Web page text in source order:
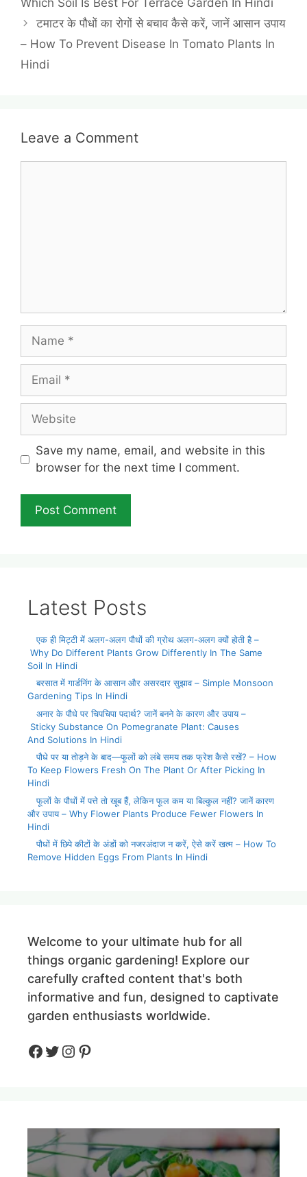
Which Soil Is Best For Terrace Garden In Hindi
टमाटर के पौधों का रोगों से बचाव कैसे करें, जानें आसान उपाय
– How To Prevent Disease In Tomato Plants In
Hindi
Leave a Comment
Name
Email
Website
Save my name, email, and website in this
browser for the next time I comment.
Latest Posts
एक ही मिट्टी में अलग-अलग पौधों की ग्रोथ अलग-अलग क्यों होती है –
Why Do Different Plants Grow Differently In The Same
Soil In Hindi
बरसात में गार्डनिंग के आसान और असरदार सुझाव – Simple Monsoon
Gardening Tips In Hindi
अनार के पौधे पर चिपचिपा पदार्थ? जानें बनने के कारण और उपाय –
Sticky Substance On Pomegranate Plant: Causes
And Solutions In Hindi
पौधे पर या तोड़ने के बाद—फूलों को लंबे समय तक फ्रेश कैसे रखें? – How
To Keep Flowers Fresh On The Plant Or After Picking In
Hindi
फूलों के पौधों में पत्ते तो खूब हैं, लेकिन फूल कम या बिल्कुल नहीं? जानें कारण
और उपाय – Why Flower Plants Produce Fewer Flowers In
Hindi
पौधों में छिपे कीटों के अंडों को नजरअंदाज न करें, ऐसे करें खत्म – How To
Remove Hidden Eggs From Plants In Hindi
Welcome to your ultimate hub for all
things organic gardening! Explore our
carefully crafted content that's both
informative and fun, designed to captivate
garden enthusiasts worldwide.
Facebook
Twitter
Instagram
Pinteres